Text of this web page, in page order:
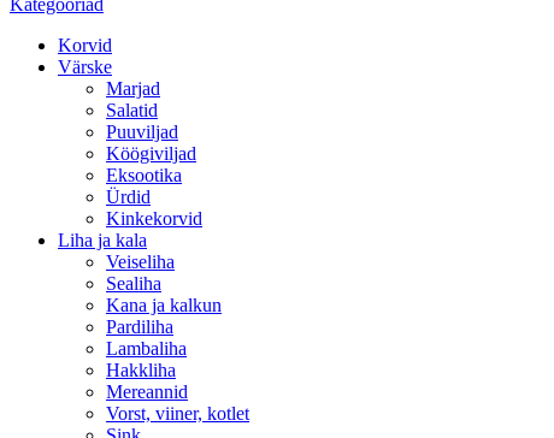
Kategooriad
Korvid
Värske
Marjad
Salatid
Puuviljad
Köögiviljad
Eksootika
Ürdid
Kinkekorvid
Liha ja kala
Veiseliha
Sealiha
Kana ja kalkun
Pardiliha
Lambaliha
Hakkliha
Mereannid
Vorst, viiner, kotlet